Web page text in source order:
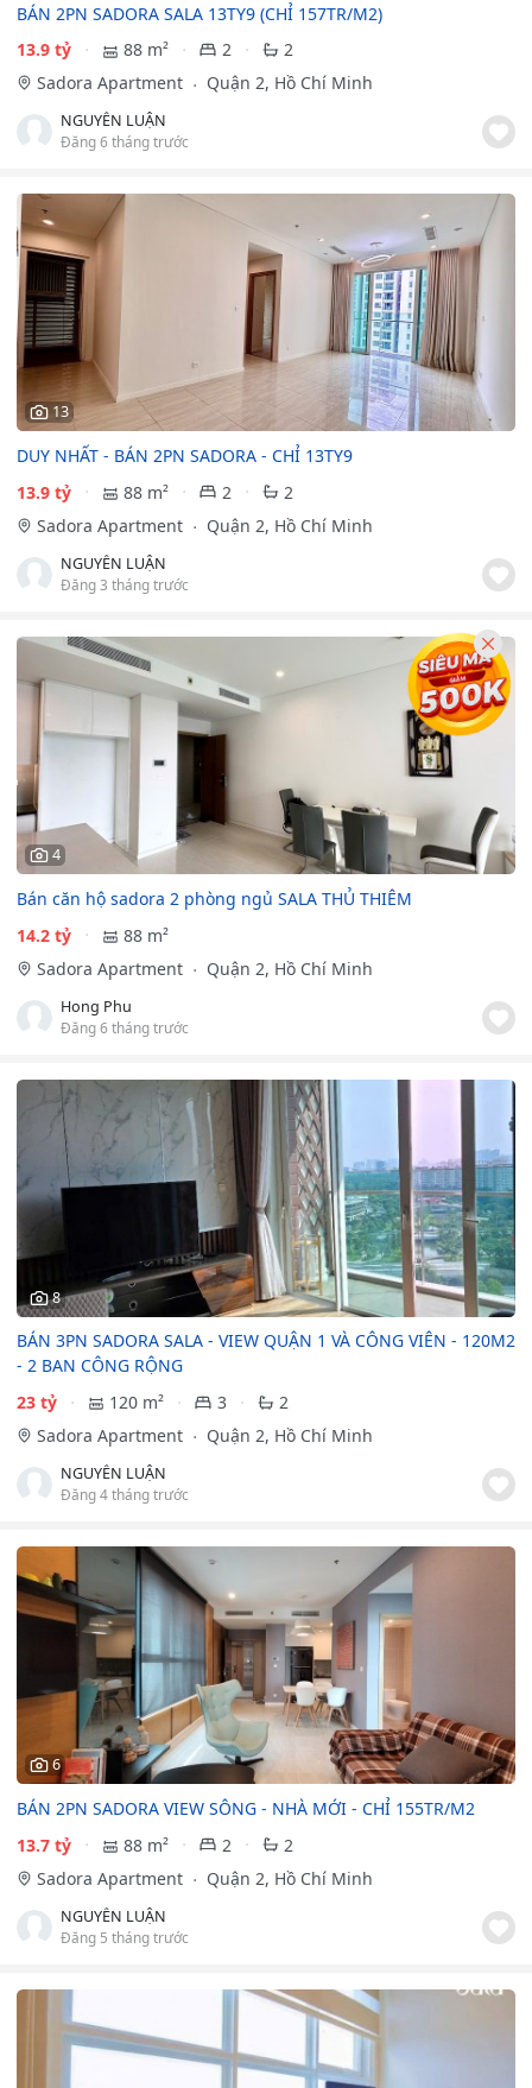
BÁN 2PN SADORA SALA 13TY9 (CHỈ 157TR/M2)
13.9 tỷ
88 m² 2
2
Sadora Apartment
Quận 2, Hồ Chí Minh
NGUYỄN LUẬN
Đăng 6 tháng trước
13
DUY NHẤT - BÁN 2PN SADORA - CHỈ 13TY9
13.9 tỷ
88 m² 2
2
Sadora Apartment
Quận 2, Hồ Chí Minh
NGUYỄN LUẬN
Đăng 3 tháng trước
4
Bán căn hộ sadora 2 phòng ngủ SALA THỦ THIÊM
14.2 tỷ
88 m²
Sadora Apartment
Quận 2, Hồ Chí Minh
Hong Phu
Đăng 6 tháng trước
8
BÁN 3PN SADORA SALA - VIEW QUẬN 1 VÀ CÔNG VIÊN - 120M2
- 2 BAN CÔNG RỘNG
23 tỷ
120 m² 3
2
Sadora Apartment
Quận 2, Hồ Chí Minh
NGUYỄN LUẬN
Đăng 4 tháng trước
6
BÁN 2PN SADORA VIEW SÔNG - NHÀ MỚI - CHỈ 155TR/M2
13.7 tỷ
88 m² 2
2
Sadora Apartment
Quận 2, Hồ Chí Minh
NGUYỄN LUẬN
Đăng 5 tháng trước